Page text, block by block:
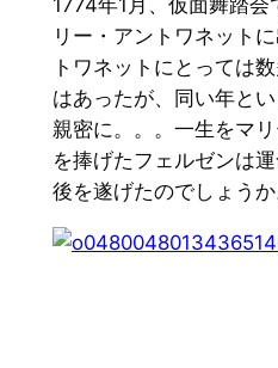
1774年1月、仮面舞踏
リー・アントワネット
トワネットにとっては
はあったが、同い年と
親密に。。。一生をマ
を捧げたフェルゼンは
後を遂げたのでしょうか